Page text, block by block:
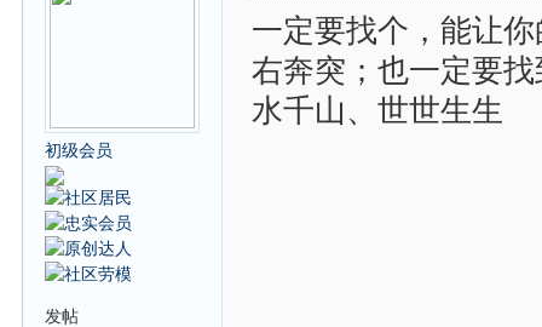
初级会员
发帖
一定要找个，能让
右奔突；也一定要
水千山、世世生生